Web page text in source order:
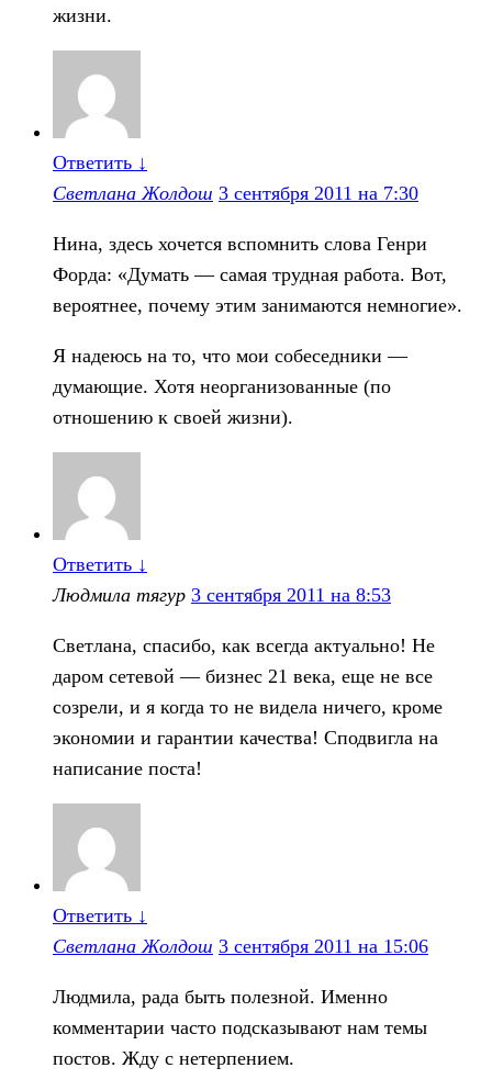
жизни.
Ответить ↓
Светлана Жолдош 3 сентября 2011 на 7:30
Нина, здесь хочется вспомнить слова Генри
Форда: «Думать — самая трудная работа. Вот,
вероятнее, почему этим занимаются немногие».
Я надеюсь на то, что мои собеседники —
думающие. Хотя неорганизованные (по
отношению к своей жизни).
Ответить ↓
Людмила тягур 3 сентября 2011 на 8:53
Светлана, спасибо, как всегда актуально! Не
даром сетевой — бизнес 21 века, еще не все
созрели, и я когда то не видела ничего, кроме
экономии и гарантии качества! Сподвигла на
написание поста!
Ответить ↓
Светлана Жолдош 3 сентября 2011 на 15:06
Людмила, рада быть полезной. Именно
комментарии часто подсказывают нам темы
постов. Жду с нетерпением.